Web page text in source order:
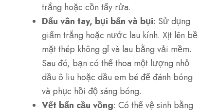
trắng hoặc cồn tẩy rửa.
Dấu vân tay, bụi bẩn và bụi: Sử dụng
giấm trắng hoặc nước lau kính. Xịt lên bề
mặt thép không gỉ và lau bằng vải mềm.
Sau đó, bạn có thể thoa một lượng nhỏ
dầu ô liu hoặc dầu em bé để đánh bóng
và phục hồi độ sáng bóng.
Vết bẩn cầu vồng: Có thể vệ sinh bằng